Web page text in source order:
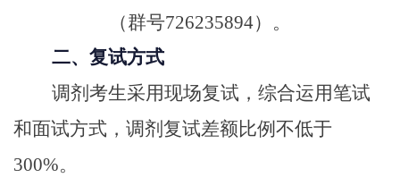
（群号726235894）。
二、复试方式
调剂考生采用现场复试，综合运用笔试
和面试方式，调剂复试差额比例不低于
300%。